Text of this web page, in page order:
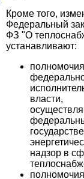
Кроме того,
Федеральный
ФЗ "О
устанавливают:
полномочия
власти,
надзор в
полномочия